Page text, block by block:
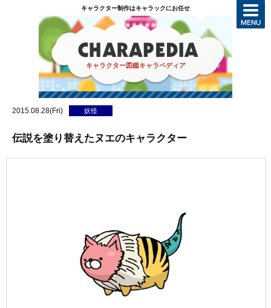
キャラクター制作はキャラックにお任せ
キャラクター図鑑キャラペディア
2015.08.28(Fri) 妖怪
伝説を塗り替えたヌエのキャラクター